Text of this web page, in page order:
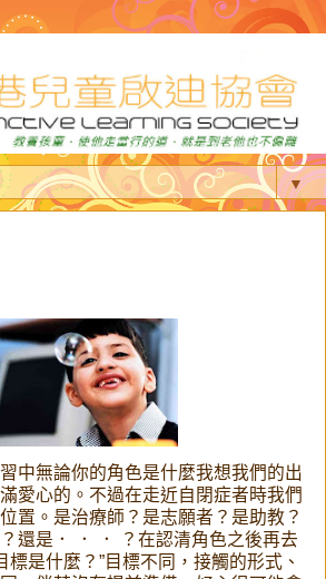
▼
中無論你的角色是什麼我想我們的出
愛心的。不過在走近自閉症者時我們
置。是治療師？是志願者？是助教？
還是． ． ． ？在認清角色之後再去
標是什麼？”目標不同，接觸的形式、